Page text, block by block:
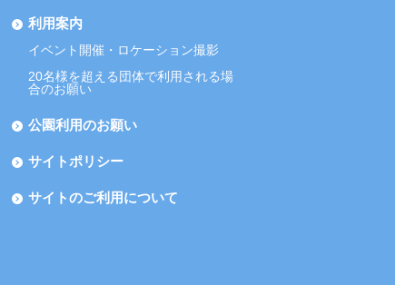
利用案内
イベント開催・ロケーション撮影
20名様を超える団体で利用される場
合のお願い
公園利用のお願い
サイトポリシー
サイトのご利用について